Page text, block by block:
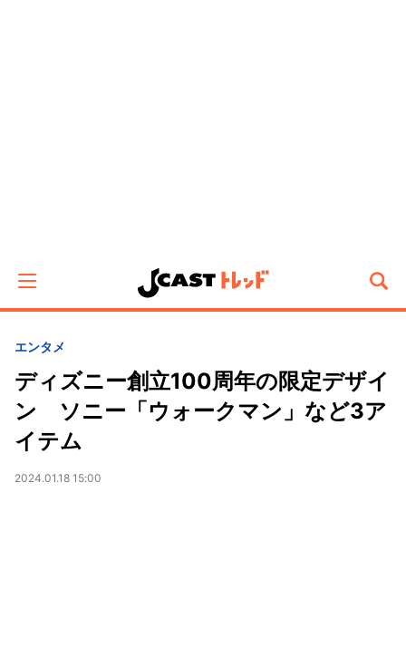
エンタメ
ディズニー創立100周年の限定デザイ
ン ソニー「ウォークマン」など3ア
イテム
2024.01.18 15:00